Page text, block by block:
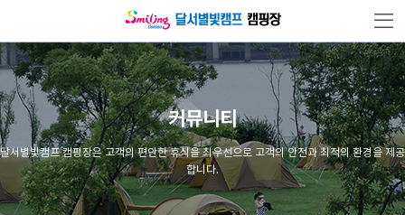
커뮤니티
달서별빛캠프 캠핑장은 고객의 편안한 휴식을 최우선으로 고객의 안전과 최적의 환경을 제공
합니다.